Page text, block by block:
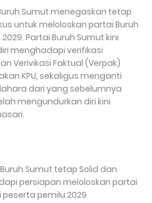
Sumut menegaskan tetap
untuk meloloskan partai Buruh
Partai Buruh Sumut kini
menghadapi verifikasi
Verivikasi Faktual (Verpak)
KPU, sekaligus menganti
dari yang sebelumnya
mengundurkan diri kini
Sumut tetap Solid dan
persiapan meloloskan partai
pemilu 2029